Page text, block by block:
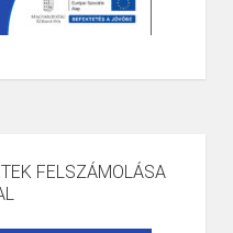
FELSZÁMOLÁSA